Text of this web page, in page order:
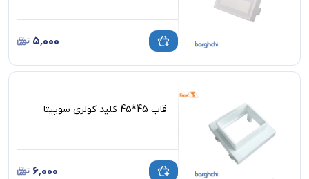
۵٬۰۰۰
قاب 45*45 کلید کولری سوپیتا
۶٬۰۰۰